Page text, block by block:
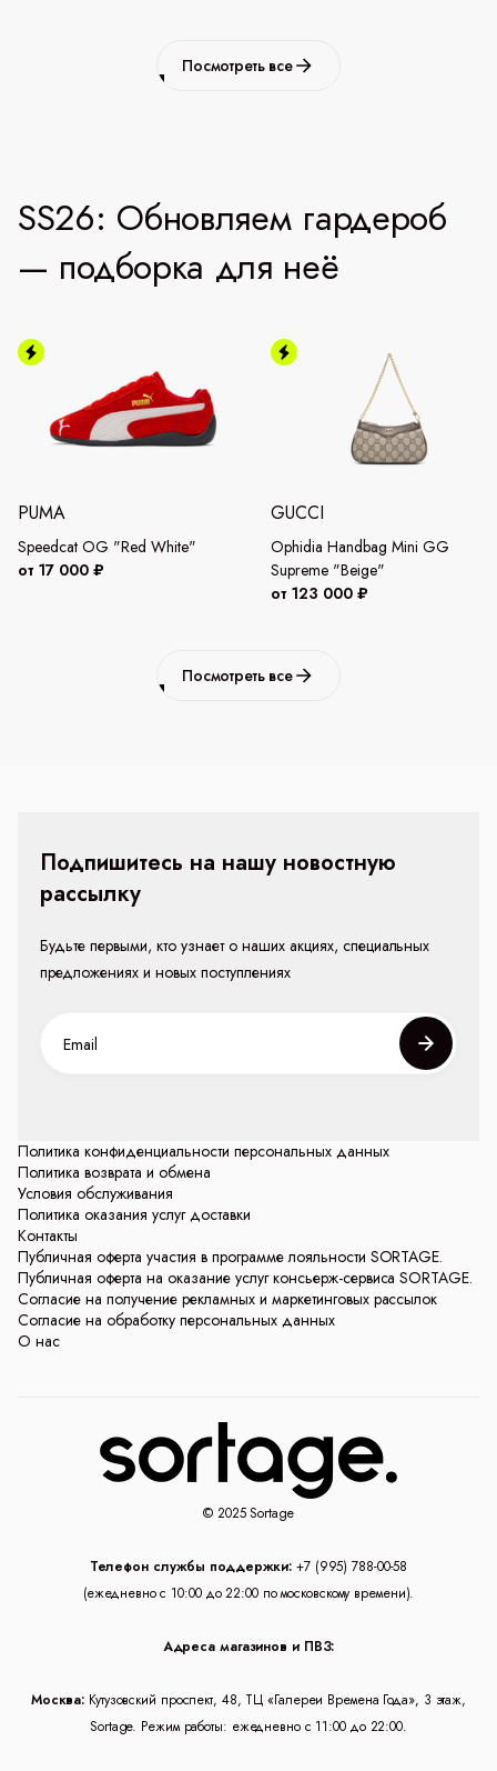
Посмотреть все
SS26: Обновляем гардероб
— подборка для неё
PUMA
Speedcat OG "Red White"
от 17 000 ₽
GUCCI
Ophidia Handbag Mini GG
Supreme "Beige"
от 123 000 ₽
Посмотреть все
Политика конфиденциальности персональных данных
Политика возврата и обмена
Условия обслуживания
Политика оказания услуг доставки
Контакты
Публичная оферта участия в программе лояльности SORTAGE.
Публичная оферта на оказание услуг консьерж-сервиса SORTAGE.
Согласие на получение рекламных и маркетинговых рассылок
Согласие на обработку персональных данных
О нас
Подпишитесь на нашу новостную
рассылку
Будьте первыми, кто узнает о наших акциях, специальных
предложениях и новых поступлениях
© 2025 Sortage
Телефон службы поддержки: +7 (995) 788-00-58
(ежедневно с 10:00 до 22:00 по московскому времени).
Адреса магазинов и ПВЗ:
Москва: Кутузовский проспект, 48, ТЦ «Галереи Времена Года», 3 этаж,
Sortage. Режим работы: ежедневно с 11:00 до 22:00.